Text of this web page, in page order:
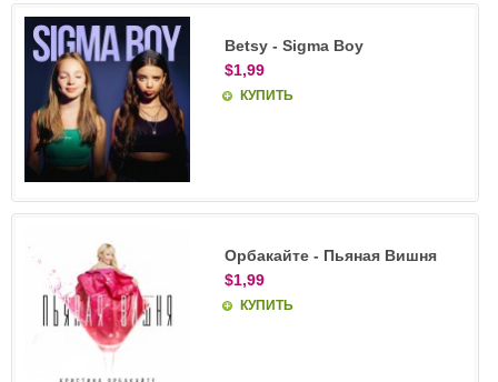
Betsy - Sigma Boy
$1,99
КУПИТЬ
Орбакайте - Пьяная Вишня
$1,99
КУПИТЬ